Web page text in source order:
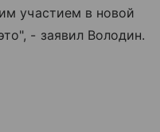
участием в новой
- заявил Володин.